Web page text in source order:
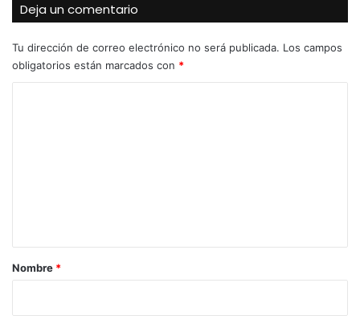
Deja un comentario
Tu dirección de correo electrónico no será publicada. Los campos
obligatorios están marcados con *
r
Nombre *